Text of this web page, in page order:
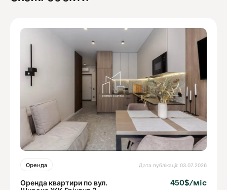
Оренда Дата публікації: 03.07.2026
Оренда квартири по вул.
450$/міс